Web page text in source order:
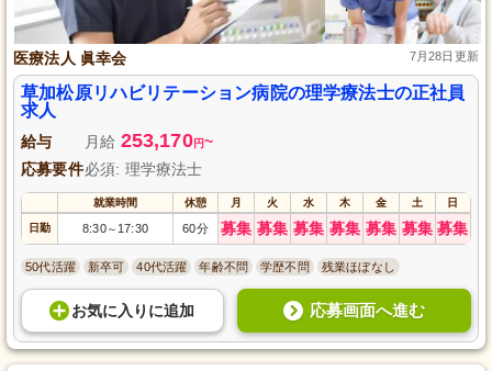
医療法人 眞幸会 7月28日更新
草加松原リハビリテーション病院の理学療法士の正社員
求人
給与 月給 253,170円~
応募要件必須: 理学療法士
就業時間 休憩 月 火 水 木 金 土 日
日勤 8:30～ 17:30 60分 募集 募集 募集 募集 募集 募集 募集
50代活躍 新卒可 40代活躍 年齢不問 学歴不問 残業ほぼなし
お気に入り に追加 応募画面へ進む